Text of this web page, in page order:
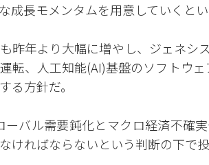
成長モメンタムを用意していくとい
昨年より大幅に増やし、ジェネシ
転、人工知能(AI)基盤のソフトウ
る方針だ。
ーバル需要鈍化とマクロ経済不確
ければならないという判断の下で